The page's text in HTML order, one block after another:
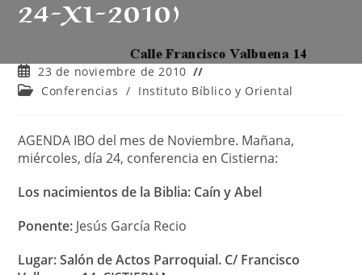
24-XI-2010)
Publicación
de
la
23 de noviembre de 2010
Categoría
entrada:
Conferencias / Instituto Bíblico y Oriental
AGENDA IBO del mes de Noviembre. Mañana,
miércoles, día 24, conferencia en Cistierna:
Los nacimientos de la Biblia: Caín y Abel
Ponente: Jesús García Recio
Lugar: Salón de Actos Parroquial. C/ Francisco